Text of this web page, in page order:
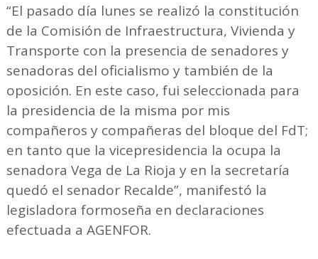
“El pasado día lunes se realizó la constitución
de la Comisión de Infraestructura, Vivienda y
Transporte con la presencia de senadores y
senadoras del oficialismo y también de la
oposición. En este caso, fui seleccionada para
la presidencia de la misma por mis
compañeros y compañeras del bloque del FdT;
en tanto que la vicepresidencia la ocupa la
senadora Vega de La Rioja y en la secretaría
quedó el senador Recalde”, manifestó la
legisladora formoseña en declaraciones
efectuada a AGENFOR.